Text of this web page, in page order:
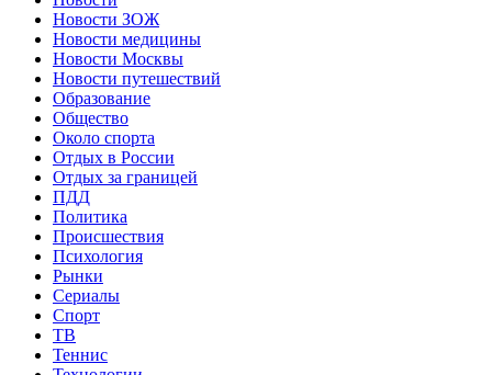
Новости ЗОЖ
Новости медицины
Новости Москвы
Новости путешествий
Образование
Общество
Около спорта
Отдых в России
Отдых за границей
ПДД
Политика
Происшествия
Психология
Рынки
Сериалы
Спорт
ТВ
Теннис